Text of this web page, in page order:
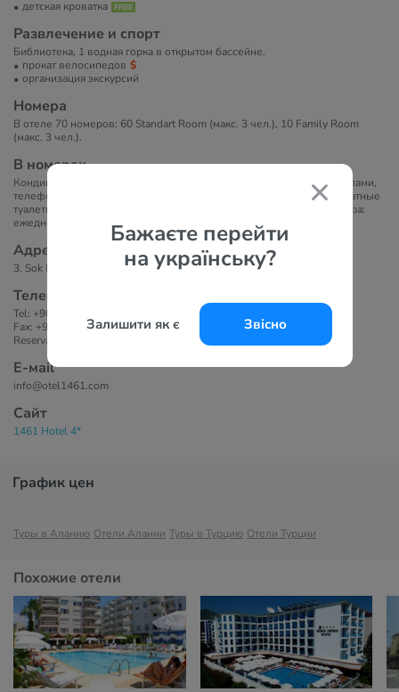
Бажаєте перейти
на українську?
Залишити як є Звісно
детская кроватка
Развлечение и спорт
Библиотека, 1 водная горка в открытом бассейне.
прокат велосипедов
организация экскурсий
Номера
В отеле 70 номеров: 60 Standart Room (макс. 3 чел.), 10 Family Room
(макс. 3 чел.).
В номерах
Кондиционер, телевизор с плоским экраном и спутниковыми каналами,
телефон, мини-бар, письменный стол, ванная комната, фен, бесплатные
туалетные принадлежности, балкон с видом на море. Уборка номера:
ежедневно, room service.
Адрес
3. Sok No:1, 07400 Tosmur, Alanya, Antalya, Turkey
Телефоны
Tel: +90 242 511 1461
Fax: +90 242 512 1461
Reservation: +90 242 277 00 14
Е-маil
info@otel1461.com
Сайт
1461 Hotel 4*
График цен
Туры в Аланию Отели Алании Туры в Турцию Отели Турции
Похожие отели